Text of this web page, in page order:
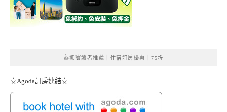
👍熊寶讀者推薦｜住宿訂房優惠｜75折
☆Agoda訂房連結☆